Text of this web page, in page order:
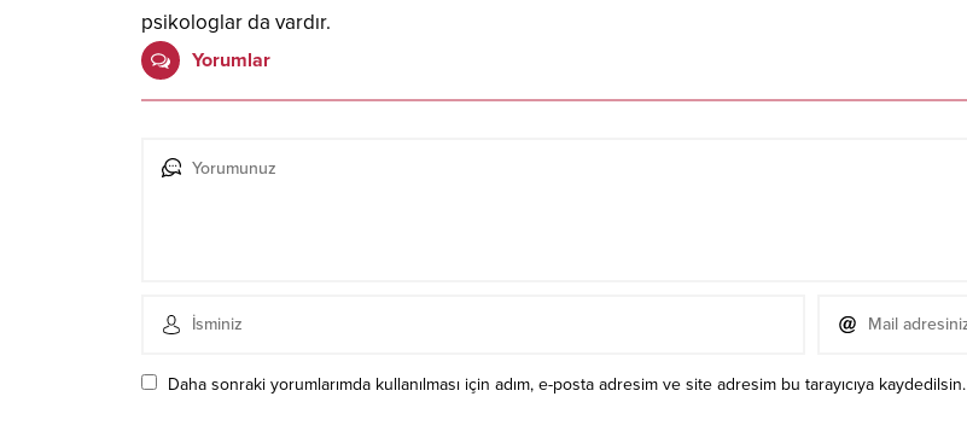
psikologlar da vardır.
Yorumlar
Daha sonraki yorumlarımda kullanılması için adım, e-posta adresim ve site adresim bu tarayıcıya kaydedilsin.